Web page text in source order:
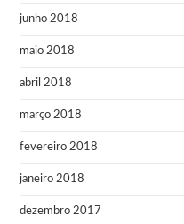
junho 2018
maio 2018
abril 2018
março 2018
fevereiro 2018
janeiro 2018
dezembro 2017